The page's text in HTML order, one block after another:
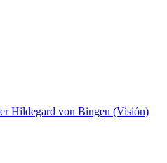
Hildegard von Bingen (Visión)